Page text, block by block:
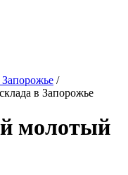
/
в Запорожье
молотый